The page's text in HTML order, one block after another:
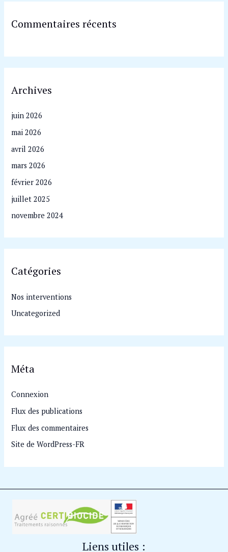
Commentaires récents
Archives
juin 2026
mai 2026
avril 2026
mars 2026
février 2026
juillet 2025
novembre 2024
Catégories
Nos interventions
Uncategorized
Méta
Connexion
Flux des publications
Flux des commentaires
Site de WordPress-FR
Liens utiles :